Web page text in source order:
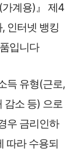
계용)』 제4
인터넷 뱅킹
입니다
득 유형(근로,
감소 등) 으로
우 금리인하
따라 수용되